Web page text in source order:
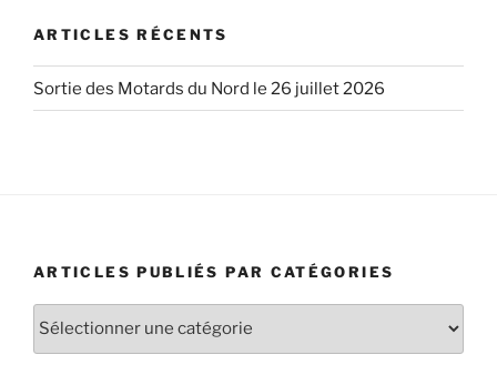
ARTICLES RÉCENTS
Sortie des Motards du Nord le 26 juillet 2026
ARTICLES PUBLIÉS PAR CATÉGORIES
Articles